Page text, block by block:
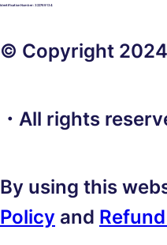
Identification Number: 322769134
© Copyright
・All rights
By using this
Policy and